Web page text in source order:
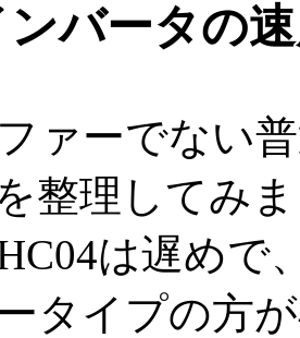
バータの
ァーでない
整理してみ
は遅めで
タイプの方